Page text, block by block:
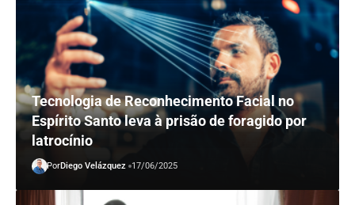
Tecnologia de Reconhecimento Facial no
Espírito Santo leva à prisão de foragido por
latrocínio
PorDiego Velázquez 17/06/2025